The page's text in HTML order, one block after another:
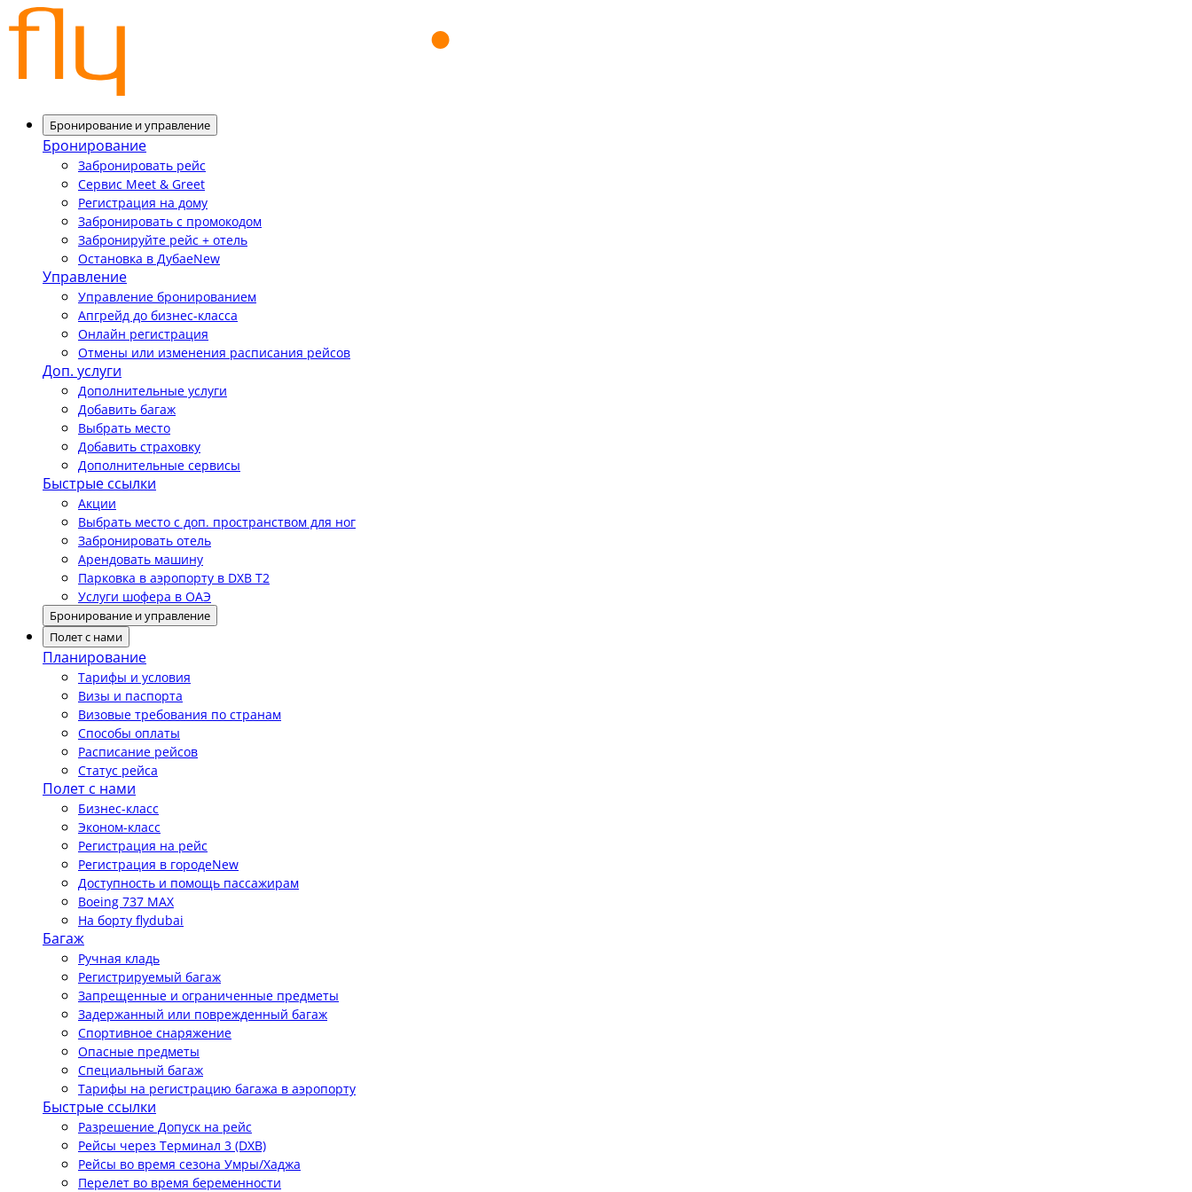
Бронирование и управление
Бронирование
Забронировать рейс
Сервис Meet & Greet
Регистрация на дому
Забронировать с промокодом
Забронируйте рейс + отель
Остановка в ДубаеNew
Управление
Управление бронированием
Апгрейд до бизнес-класса
Онлайн регистрация
Отмены или изменения расписания рейсов
Доп. услуги
Дополнительные услуги
Добавить багаж
Выбрать место
Добавить страховку
Дополнительные сервисы
Быстрые ссылки
Акции
Выбрать место с доп. пространством для ног
Забронировать отель
Арендовать машину
Парковка в аэропорту в DXB T2
Услуги шофера в ОАЭ
Бронирование и управление
Полет с нами
Планирование
Тарифы и условия
Визы и паспорта
Визовые требования по странам
Способы оплаты
Расписание рейсов
Статус рейса
Полет с нами
Бизнес-класс
Эконом-класс
Регистрация на рейс
Регистрация в городеNew
Доступность и помощь пассажирам
Boeing 737 MAX
На борту flydubai
Багаж
Ручная кладь
Регистрируемый багаж
Запрещенные и ограниченные предметы
Задержанный или поврежденный багаж
Спортивное снаряжение
Опасные предметы
Специальный багаж
Тарифы на регистрацию багажа в аэропорту
Быстрые ссылки
Разрешение Допуск на рейс
Рейсы через Терминал 3 (DXB)
Рейсы во время сезона Умры/Хаджа
Перелет во время беременности